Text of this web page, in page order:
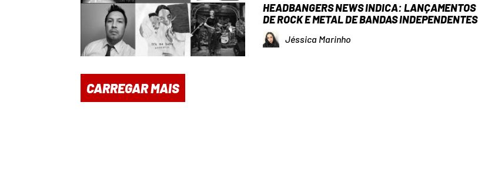
HEADBANGERS NEWS INDICA: LANÇAMENTOS
DE ROCK E METAL DE BANDAS INDEPENDENTES
Jéssica Marinho
CARREGAR MAIS